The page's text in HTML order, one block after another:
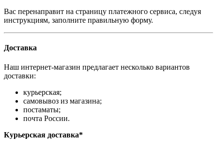
Вас перенаправит на страницу платежного сервиса, следуя
инструкциям, заполните правильную форму.
Доставка
Наш интернет-магазин предлагает несколько вариантов
доставки:
курьерская;
самовывоз из магазина;
постаматы;
почта России.
Курьерская доставка*